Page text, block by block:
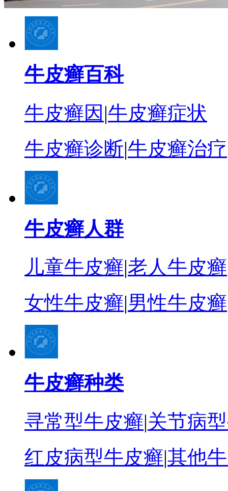
牛皮癣百科
牛皮癣因 |牛皮癣症状
牛皮癣诊断|牛皮癣治疗
牛皮癣人群
儿童牛皮癣|老人牛皮癣
女性牛皮癣|男性牛皮癣
牛皮癣种类
寻常型牛皮癣|关节病
红皮病型牛皮癣|其他